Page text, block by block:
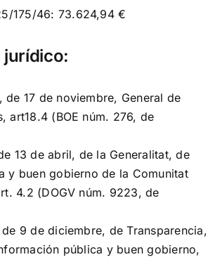
175/46: 73.624,94 €
jurídico:
17 de noviembre, General de
art18.4 (BOE núm. 276, de
13 de abril, de la Generalitat, de
y buen gobierno de la Comunitat
4.2 (DOGV núm. 9223, de
9 de diciembre, de Transparencia,
pública y buen gobierno,